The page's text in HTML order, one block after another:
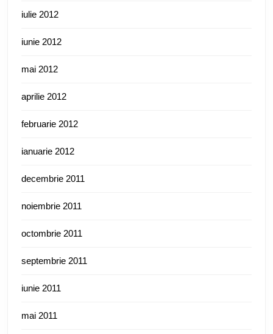
iulie 2012
iunie 2012
mai 2012
aprilie 2012
februarie 2012
ianuarie 2012
decembrie 2011
noiembrie 2011
octombrie 2011
septembrie 2011
iunie 2011
mai 2011